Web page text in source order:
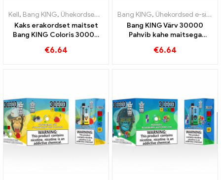
Kell, Bang KING, Ühekordsed e-sigaretid Leedu ,Ühekordsed e-
Kaks erakordset maitset
Bang KING Coloris 30000
vaarika segatud ja
€6.64
Bang KING, Ühekordsed e-sigaretid Leedu
Bang KING Värv 30000
Pahvib kahe maitsega
sigaret Red Bull Energy
€6.64